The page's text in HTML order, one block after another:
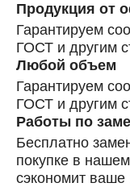
Продукция от
Гарантируем
ГОСТ и другим
Любой объем
Гарантируем
ГОСТ и другим
Работы по
Бесплатно
покупке в
сэкономит ваше